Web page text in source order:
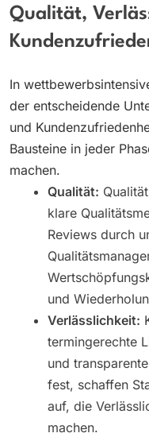
Qualität,
In
der entscheidende
und
Bausteine in jeder
machen.
Qualität:
klare
Reviews durch
und
Verlässlichkeit:
termingerechte
und
fest, schaffen
auf, die
machen.